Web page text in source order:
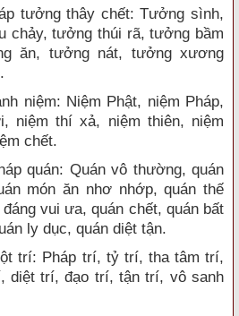
tưởng thây chết: Tưởng sình,
chảy, tưởng thúi rã, tưởng bầm
ăn, tưởng nát, tưởng xương
niệm: Niệm Phật, niệm Pháp,
niệm thí xả, niệm thiên, niệm
chết.
quán: Quán vô thường, quán
món ăn nhơ nhớp, quán thế
vui ưa, quán chết, quán bất
ly dục, quán diệt tận.
trí: Pháp trí, tỷ trí, tha tâm trí,
diệt trí, đạo trí, tận trí, vô sanh